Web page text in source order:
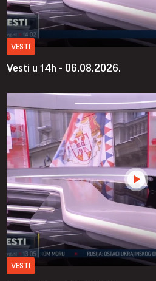
VESTI
Vesti u 14h - 06.08.2026.
VESTI